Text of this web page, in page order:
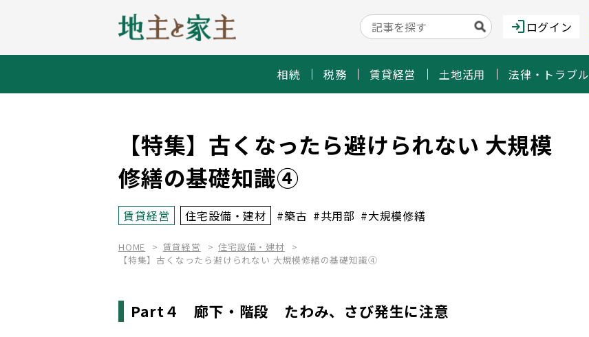
loginログイン
相続 税務 賃貸経営 土地活用 法律・トラブル
【特集】古くなったら避けられない 大規模
修繕の基礎知識④
賃貸経営 住宅設備・建材 #築古 #共用部 #大規模修繕
HOME 賃貸経営
住宅設備・建材
【特集】古くなったら避けられない 大規模修繕の基礎知識④
Part４ 廊下・階段 たわみ、さび発生に注意